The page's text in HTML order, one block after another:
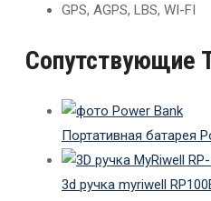
GPS, AGPS, LBS, WI-FI
Сопутствующие
Портативная батарея
3d ручка myriwell